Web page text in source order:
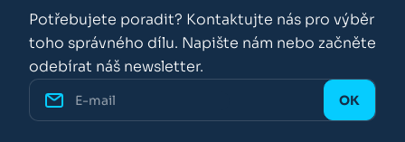
Potřebujete poradit? Kontaktujte nás pro výběr
toho správného dílu. Napište nám nebo začněte
odebírat náš newsletter.